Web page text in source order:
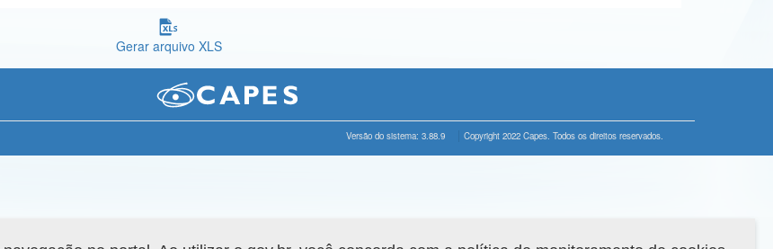
Gerar arquivo XLS
Versão do sistema: 3.88.9 Copyright 2022 Capes. Todos os direitos reservados.